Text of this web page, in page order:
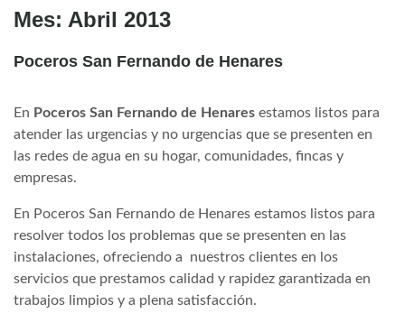
Mes: Abril 2013
Poceros San Fernando de Henares
En Poceros San Fernando de Henares estamos listos para
atender las urgencias y no urgencias que se presenten en
las redes de agua en su hogar, comunidades, fincas y
empresas.
En Poceros San Fernando de Henares estamos listos para
resolver todos los problemas que se presenten en las
instalaciones, ofreciendo a nuestros clientes en los
servicios que prestamos calidad y rapidez garantizada en
trabajos limpios y a plena satisfacción.